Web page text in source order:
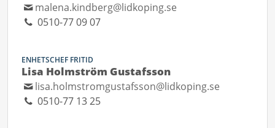
malena.kindberg@lidkoping.se
0510-77 09 07
ENHETSCHEF FRITID
Lisa Holmström Gustafsson
lisa.holmstromgustafsson@lidkoping.se
0510-77 13 25